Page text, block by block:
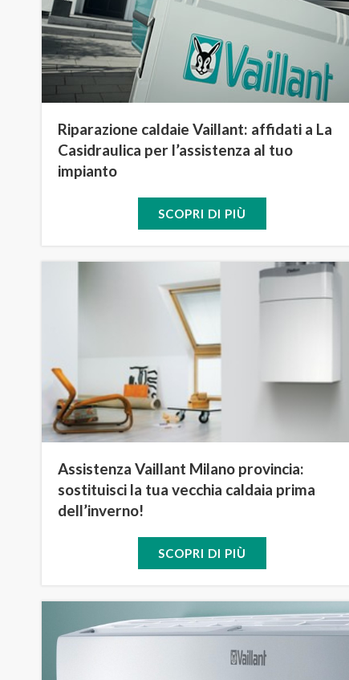
Riparazione caldaie Vaillant: affidati a La
Casidraulica per l’assistenza al tuo
impianto
SCOPRI DI PIÙ
Assistenza Vaillant Milano provincia:
sostituisci la tua vecchia caldaia prima
dell’inverno!
SCOPRI DI PIÙ